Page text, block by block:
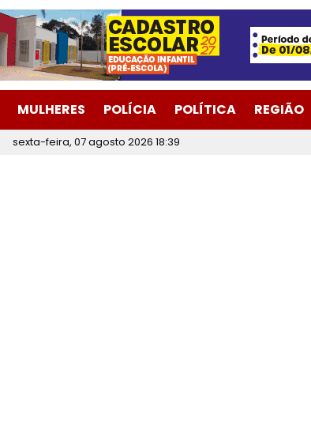
MULHERES POLÍCIA POLÍTICA REGIÃO
sexta-feira, 07 agosto 2026 18:39